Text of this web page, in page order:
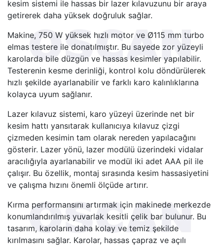
kesim sistemi ile hassas bir lazer kılavuzunu bir araya
getirerek daha yüksek doğruluk sağlar.
Makine, 750 W yüksek hızlı motor ve Ø115 mm turbo
elmas testere ile donatılmıştır. Bu sayede zor yüzeyli
karolarda bile düzgün ve hassas kesimler yapılabilir.
Testerenin kesme derinliği, kontrol kolu döndürülerek
hızlı şekilde ayarlanabilir ve farklı karo kalınlıklarına
kolayca uyum sağlanır.
Lazer kılavuz sistemi, karo yüzeyi üzerinde net bir
kesim hattı yansıtarak kullanıcıya kılavuz çizgi
çizmeden kesimin tam olarak nereden yapılacağını
gösterir. Lazer yönü, lazer modülü üzerindeki vidalar
aracılığıyla ayarlanabilir ve modül iki adet AAA pil ile
çalışır. Bu özellik, montaj sırasında kesim hassasiyetini
ve çalışma hızını önemli ölçüde artırır.
Kırma performansını artırmak için makinede merkezde
konumlandırılmış yuvarlak kesitli çelik bar bulunur. Bu
tasarım, karoların daha kolay ve temiz şekilde
kırılmasını sağlar. Karolar, hassas çapraz ve açılı